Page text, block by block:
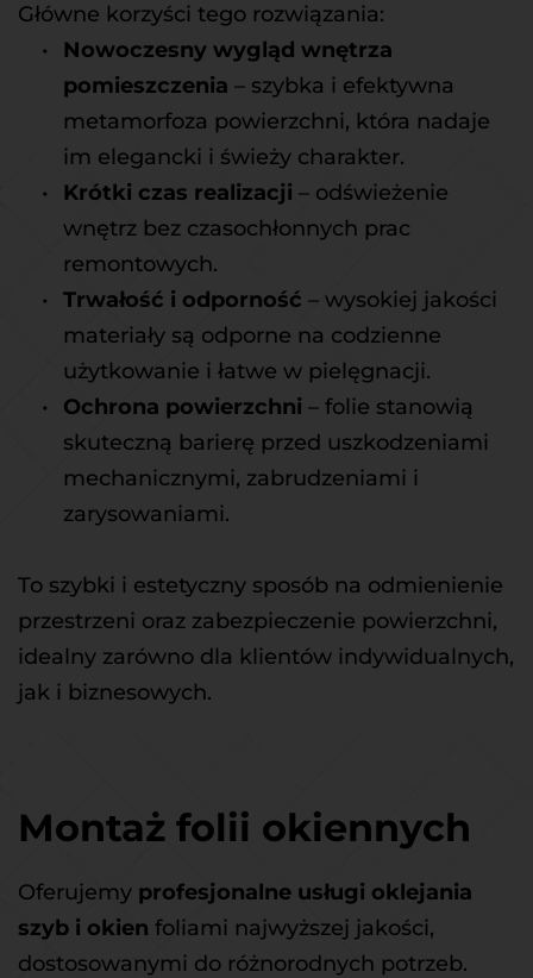
Główne korzyści tego rozwiązania:
Nowoczesny wygląd wnętrza
pomieszczenia – szybka i efektywna
metamorfoza powierzchni, która nadaje
im elegancki i świeży charakter.
Krótki czas realizacji – odświeżenie
wnętrz bez czasochłonnych prac
remontowych.
Trwałość i odporność – wysokiej jakości
materiały są odporne na codzienne
użytkowanie i łatwe w pielęgnacji.
Ochrona powierzchni – folie stanowią
skuteczną barierę przed uszkodzeniami
mechanicznymi, zabrudzeniami i
zarysowaniami.
To szybki i estetyczny sposób na odmienienie
przestrzeni oraz zabezpieczenie powierzchni,
idealny zarówno dla klientów indywidualnych,
jak i biznesowych.
Montaż folii okiennych
Oferujemy profesjonalne usługi oklejania
szyb i okien foliami najwyższej jakości,
dostosowanymi do różnorodnych potrzeb.